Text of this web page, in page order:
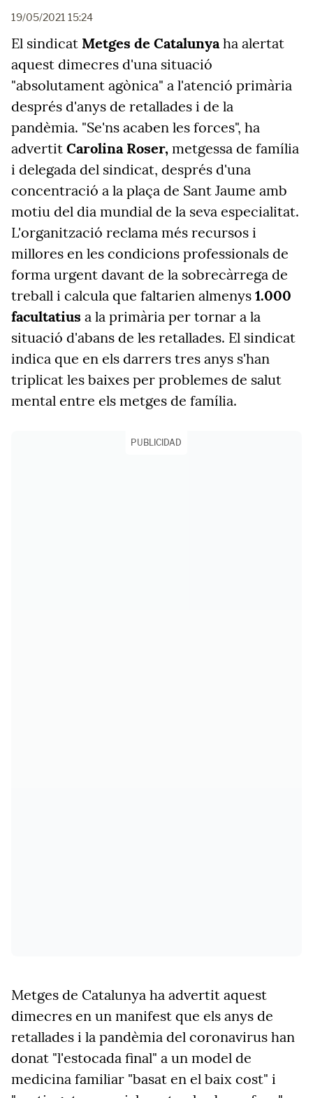
19/05/2021 15:24
El sindicat Metges de Catalunyaha alertat
aquest dimecres d'una situació
"absolutament agònica" a l'atenció primària
després d'anys de retallades i de la
pandèmia. "Se'ns acaben les forces", ha
advertit Carolina Roser, metgessa de família
i delegada del sindicat, després d'una
concentració a la plaça de Sant Jaume amb
motiu del dia mundial de la seva especialitat.
L'organització reclama més recursos i
millores en les condicions professionals de
forma urgent davant de la sobrecàrrega de
treball i calcula que faltarien almenys 1.000
facultatius a la primària per tornar a la
situació d'abans de les retallades. El sindicat
indica que en els darrers tres anys s'han
triplicat les baixes per problemes de salut
mental entre els metges de família.
PUBLICIDAD
Metges de Catalunya ha advertit aquest
dimecres en un manifest que els anys de
retallades i la pandèmia del coronavirus han
donat "l'estocada final" a un model de
medicina familiar "basat en el baix cost" i